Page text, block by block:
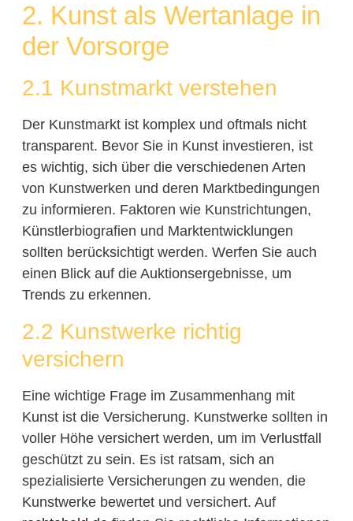
2. Kunst als Wertanlage in
der Vorsorge
2.1 Kunstmarkt verstehen
Der Kunstmarkt ist komplex und oftmals nicht
transparent. Bevor Sie in Kunst investieren, ist
es wichtig, sich über die verschiedenen Arten
von Kunstwerken und deren Marktbedingungen
zu informieren. Faktoren wie Kunstrichtungen,
Künstlerbiografien und Marktentwicklungen
sollten berücksichtigt werden. Werfen Sie auch
einen Blick auf die Auktionsergebnisse, um
Trends zu erkennen.
2.2 Kunstwerke richtig
versichern
Eine wichtige Frage im Zusammenhang mit
Kunst ist die Versicherung. Kunstwerke sollten in
voller Höhe versichert werden, um im Verlustfall
geschützt zu sein. Es ist ratsam, sich an
spezialisierte Versicherungen zu wenden, die
Kunstwerke bewertet und versichert. Auf